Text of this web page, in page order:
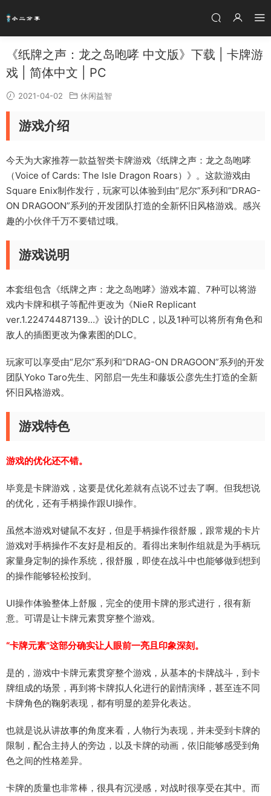
《纸牌之声：龙之岛咆哮 中文版》下载 | 卡牌游
戏 | 简体中文 | PC
2021-04-02 休闲益智
游戏介绍
今天为大家推荐一款益智类卡牌游戏《纸牌之声：龙之岛咆哮
（Voice of Cards: The Isle Dragon Roars）》。这款游戏由
Square Enix制作发行，玩家可以体验到由“尼尔”系列和“DRAG-
ON DRAGOON”系列的开发团队打造的全新怀旧风格游戏。感兴
趣的小伙伴千万不要错过哦。
游戏说明
本套组包含《纸牌之声：龙之岛咆哮》游戏本篇、7种可以将游
戏内卡牌和棋子等配件更改为《NieR Replicant
ver.1.22474487139…》设计的DLC，以及1种可以将所有角色和
敌人的插图更改为像素图的DLC。
玩家可以享受由“尼尔”系列和“DRAG-ON DRAGOON”系列的开发
团队Yoko Taro先生、冈部启一先生和藤坂公彦先生打造的全新
怀旧风格游戏。
游戏特色
游戏的优化还不错。
毕竟是卡牌游戏，这要是优化差就有点说不过去了啊。但我想说
的优化，还有手柄操作跟UI操作。
虽然本游戏对键鼠不友好，但是手柄操作很舒服，跟常规的卡片
游戏对手柄操作不友好是相反的。看得出来制作组就是为手柄玩
家量身定制的操作系统，很舒服，即使在战斗中也能够做到想到
的操作能够轻松按到。
UI操作体验整体上舒服，完全的使用卡牌的形式进行，很有新
意。可谓是让卡牌元素贯穿整个游戏。
“卡牌元素”这部分确实让人眼前一亮且印象深刻。
是的，游戏中卡牌元素贯穿整个游戏，从基本的卡牌战斗，到卡
牌组成的场景，再到将卡牌拟人化进行的剧情演绎，甚至连不同
卡牌角色的鞠躬表现，都有明显的差异化表达。
也就是说从讲故事的角度来看，人物行为表现，并未受到卡牌的
限制，配合主持人的旁边，以及卡牌的动画，依旧能够感受到角
色之间的性格差异。
卡牌的质量也非常棒，很具有沉浸感，对战时很享受在其中。而